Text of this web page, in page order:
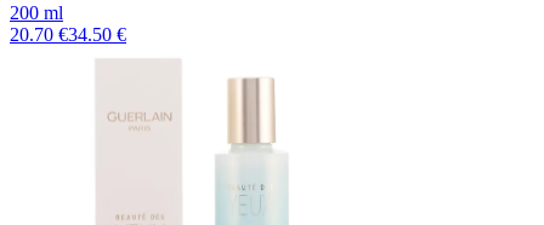
200 ml
20.70 €34.50 €